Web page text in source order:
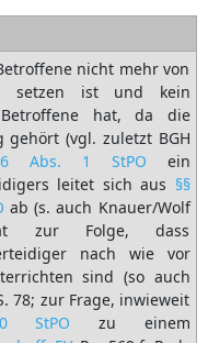
nicht mehr von
setzen ist und kein
hat, da die
gehört (vgl. zuletzt BGH
Abs. 1 StPO ein
leitet sich aus §§
ab (s. auch Knauer/Wolf
zur Folge, dass
nach wie vor
sind (so auch
78; zur Frage, inwieweit
StPO zu einem